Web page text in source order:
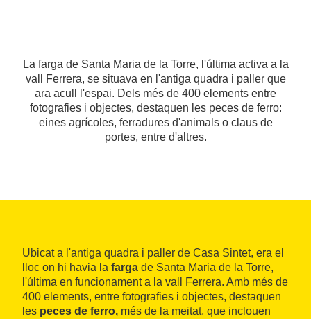
La farga de Santa Maria de la Torre, l'última activa a la
vall Ferrera, se situava en l'antiga quadra i paller que
ara acull l'espai. Dels més de 400 elements entre
fotografies i objectes, destaquen les peces de ferro:
eines agrícoles, ferradures d'animals o claus de
portes, entre d'altres.
Ubicat a l'antiga quadra i paller de Casa Sintet, era el
lloc on hi havia la farga de Santa Maria de la Torre,
l'última en funcionament a la vall Ferrera. Amb més de
400 elements, entre fotografies i objectes, destaquen
les peces de ferro, més de la meitat, que inclouen